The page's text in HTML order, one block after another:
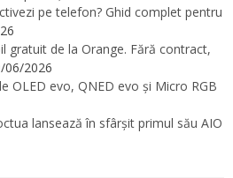
pe telefon? Ghid complet pentru
gratuit de la Orange. Fără contract,
06/2026
OLED evo, QNED evo și Micro RGB
lansează în sfârșit primul său AIO